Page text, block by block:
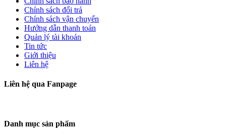
Chính sách đổi trả
Chính sách vận chuyển
Hướng dẫn thanh toán
Quản lý tài khoản
Tin tức
Giới thiệu
Liên hệ
Liên hệ qua Fanpage
Danh mục sản phẩm